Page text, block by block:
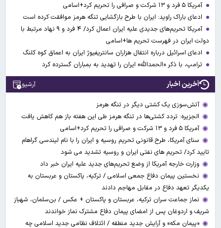
آمریکا ۵ فرد و ۱۳ شرکت و صرافی را تحریم کرد+اسامی
ادعای باراک راوید: ایران با طرح بازگشایی تنگه هرمز موافقت کرده است
آمریکا تحریم‌های جدیدی علیه ایران اعمال کرد/ ۴ فرد و ۹ نهاد مرتبط با
دولت ایران در فهرست تحریم ها+اسامی
ادعای اسرائیل درباره انتقال هزاران سانتریفیوژ ایران به اعماق کوه کلنگ
ترامپ، با ذکر «الحمدالله» ایران را تهدید به بمباران گسترده کرد
آخرین اخبار آرشیو
آتش‌سوزی یک کشتی دیگر در تنگه هرمز
الجزیره: تردد کشتی‌ها در تنگه هرمز طی این هفته باز هم کاهش یافت
آمریکا ۵ فرد و ۱۳ شرکت و صرافی را تحریم کرد+اسامی
سنای آمریکا، طرح قانونی تحریم روسیه و ایران را با نام لیندسی گراهام
تایید کرد/ تحریم های نفتی ایران و روسیه تشدید می شود
وزارت خارجه آمریکا از وضع تحریم‌های جدید علیه ایران خبر داد
نخستین پیمان دفاع جمعی اسلامی / ترکیه، پاکستان و عربستان به
یکدیگر تعهد دفاع در مقابل مهاجم دادند
نماز جماعت سران ترکیه، عربستان و پاکستان + عکس / بن‌سلمان، شهباز
شریف و اردوغان پس از امضای پیمان دفاع مشترک نماز خواندند
«پیمان مکه» و آرایش جدید منطقه / ائتلاف نظامی جدید اسلامی چه